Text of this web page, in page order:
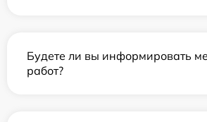
Будете ли вы информировать
работ?